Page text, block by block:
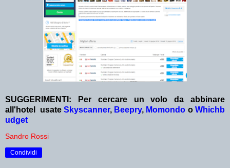
SUGGERIMENTI:
Per cercare un volo da abbinare
all'hotel
usate Skyscanner, Beepry, Momondo oWhichb
udget
Sandro Rossi
Condividi